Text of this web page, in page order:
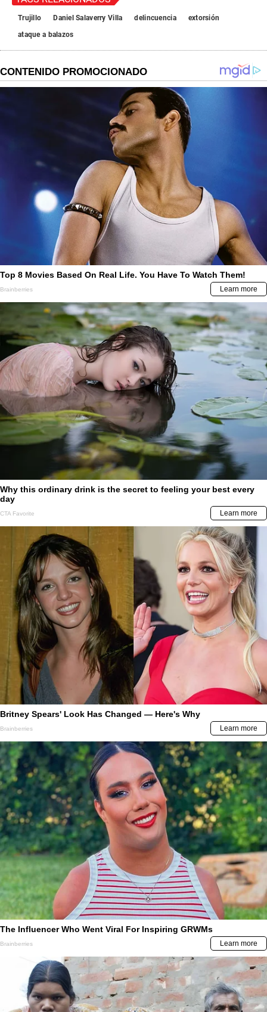
Trujillo Daniel Salaverry Villa delincuencia
extorsión
ataque a balazos